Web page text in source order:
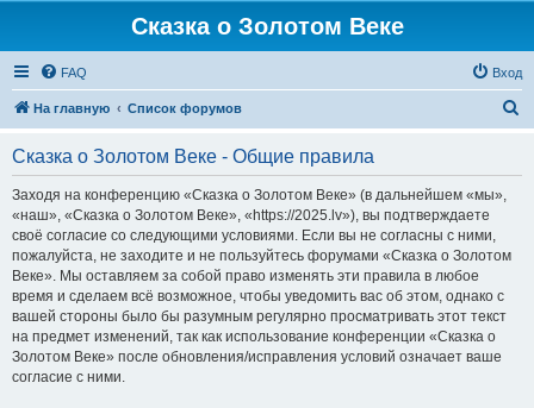
Сказка о Золотом Веке
FAQ Вход
На главную Список форумов
Сказка о Золотом Веке - Общие правила
Заходя на конференцию «Сказка о Золотом Веке» (в дальнейшем «мы»,
«наш», «Сказка о Золотом Веке», «https://2025.lv»), вы подтверждаете
своё согласие со следующими условиями. Если вы не согласны с ними,
пожалуйста, не заходите и не пользуйтесь форумами «Сказка о Золотом
Веке». Мы оставляем за собой право изменять эти правила в любое
время и сделаем всё возможное, чтобы уведомить вас об этом, однако с
вашей стороны было бы разумным регулярно просматривать этот текст
на предмет изменений, так как использование конференции «Сказка о
Золотом Веке» после обновления/исправления условий означает ваше
согласие с ними.